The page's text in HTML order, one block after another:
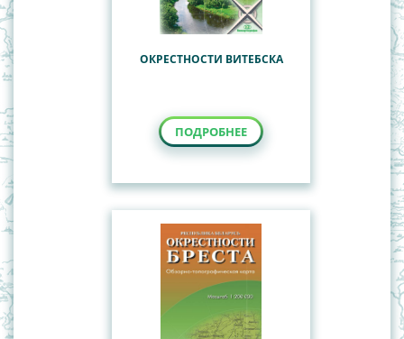
ОКРЕСТНОСТИ ВИТЕБСКА
ПОДРОБНЕЕ